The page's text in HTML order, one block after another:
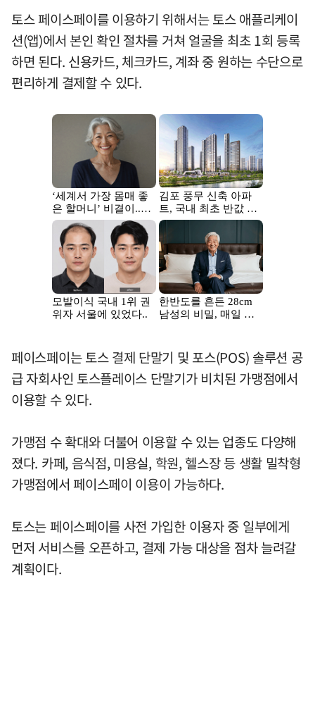
토스 페이스페이를 이용하기 위해서는 토스 애플리케이
션(앱)에서 본인 확인 절차를 거쳐 얼굴을 최초 1회 등록
하면 된다. 신용카드, 체크카드, 계좌 중 원하는 수단으로
편리하게 결제할 수 있다.
페이스페이는 토스 결제 단말기 및 포스(POS) 솔루션 공
급 자회사인 토스플레이스 단말기가 비치된 가맹점에서
이용할 수 있다.
가맹점 수 확대와 더불어 이용할 수 있는 업종도 다양해
졌다. 카페, 음식점, 미용실, 학원, 헬스장 등 생활 밀착형
가맹점에서 페이스페이 이용이 가능하다.
토스는 페이스페이를 사전 가입한 이용자 중 일부에게
먼저 서비스를 오픈하고, 결제 가능 대상을 점차 늘려갈
계획이다.